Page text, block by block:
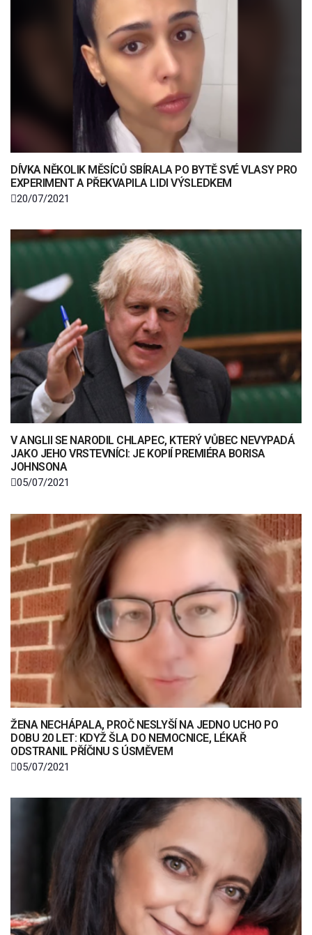
DÍVKA NĚKOLIK MĚSÍCŮ SBÍRALA PO BYTĚ SVÉ VLASY PRO
EXPERIMENT A PŘEKVAPILA LIDI VÝSLEDKEM
20/07/2021
V ANGLII SE NARODIL CHLAPEC, KTERÝ VŮBEC NEVYPADÁ
JAKO JEHO VRSTEVNÍCI: JE KOPIÍ PREMIÉRA BORISA
JOHNSONA
05/07/2021
ŽENA NECHÁPALA, PROČ NESLYŠÍ NA JEDNO UCHO PO
DOBU 20 LET: KDYŽ ŠLA DO NEMOCNICE, LÉKAŘ
ODSTRANIL PŘÍČINU S ÚSMĚVEM
05/07/2021